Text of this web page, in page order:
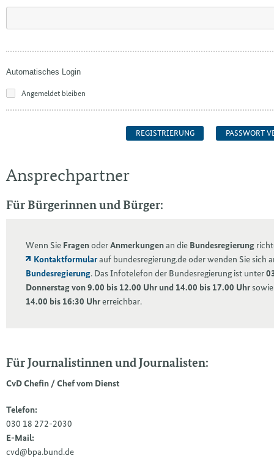
Automatisches Login
Angemeldet bleiben
PASSWORT
REGISTRIERUNG
Ansprechpartner
Für Bürgerinnen und Bürger:
Wenn Sie FragenoderAnmerkungenan die Bundesregierung
Kontaktformularauf bundesregierung.de oder wenden Sie sich
Bundesregierung. Das Infotelefon der Bundesregierung ist unter
Donnerstag von 9.00 bis 12.00 Uhr und 14.00 bis 17.00 Uhr
14.00 bis 16:30 Uhrerreichbar.
Für Journalistinnen und Journalisten:
CvD Chefin / Chef vom Dienst
Telefon:
030 18 272-2030
E-Mail:
cvd@bpa.bund.de